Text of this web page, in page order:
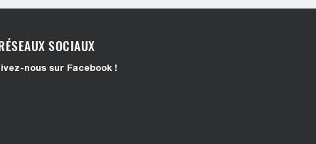
SOCIAUX
nous sur Facebook !